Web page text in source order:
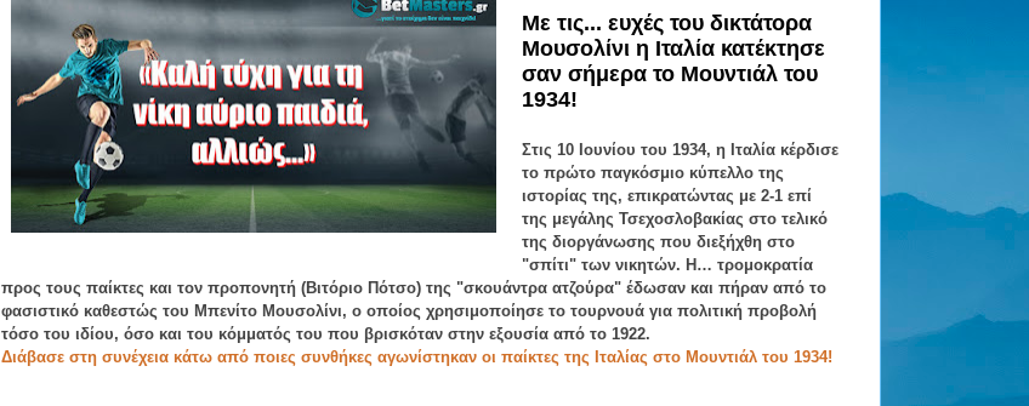
Με τις... ευχές του δικτάτορα
Μουσολίνι η Ιταλία κατέκτησε
σαν σήμερα το Μουντιάλ του
1934!
Στις 10 Ιουνίου του 1934, η Ιταλία κέρδισε
το πρώτο παγκόσμιο κύπελλο της
ιστορίας της, επικρατώντας με 2-1 επί
της μεγάλης Τσεχοσλοβακίας στο τελικό
της διοργάνωσης που διεξήχθη στο
"σπίτι" των νικητών. Η… τρομοκρατία
προς τους παίκτες και τον προπονητή (Βιτόριο Πότσο) της "σκουάντρα ατζούρα" έδωσαν και πήραν από το
φασιστικό καθεστώς του Μπενίτο Μουσολίνι, ο οποίος χρησιμοποίησε το τουρνουά για πολιτική προβολή
τόσο του ιδίου, όσο και του κόμματός του που βρισκόταν στην εξουσία από το 1922.
Διάβασε στη συνέχεια κάτω από ποιες συνθήκες αγωνίστηκαν οι παίκτες της Ιταλίας στο Μουντιάλ του 1934!